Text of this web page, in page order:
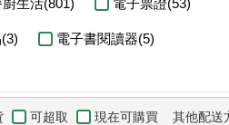
生活(801) 電子票證(53)
電子書閱讀器(5)
可超取 現在可購買 其他配送